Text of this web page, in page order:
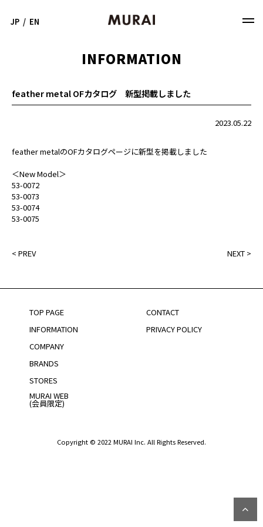
JP / EN
INFORMATION
feather metal OFカタログ 新型掲載しました
2023.05.22
feather metalのOFカタログページに新型を掲載しました
＜New Model＞
53-0072
53-0073
53-0074
53-0075
< PREV NEXT >
TOP PAGE
INFORMATION
COMPANY
BRANDS
STORES
MURAI WEB
(会員限定)
CONTACT
PRIVACY POLICY
Copyright © 2022 MURAI Inc. All Rights Reserved.